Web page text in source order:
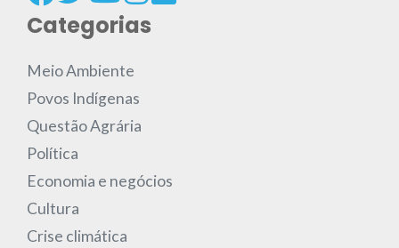
Categorias
Meio Ambiente
Povos Indígenas
Questão Agrária
Política
Economia e negócios
Cultura
Crise climática